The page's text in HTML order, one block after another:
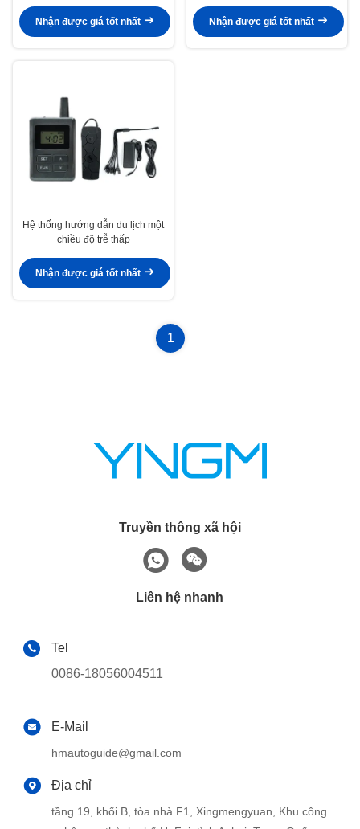
Nhận được giá tốt nhất Nhận được giá tốt nhất
Hệ thống hướng dẫn du lịch một
chiều độ trễ thấp
Nhận được giá tốt nhất
1
Truyền thông xã hội
Liên hệ nhanh
Tel
0086-18056004511
E-Mail
hmautoguide@gmail.com
Địa chỉ
tầng 19, khối B, tòa nhà F1, Xingmengyuan, Khu công